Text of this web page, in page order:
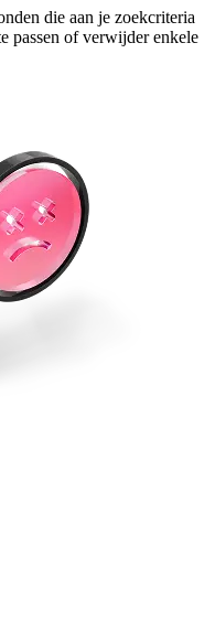
die aan je zoekcriteria
passen of verwijder enkele